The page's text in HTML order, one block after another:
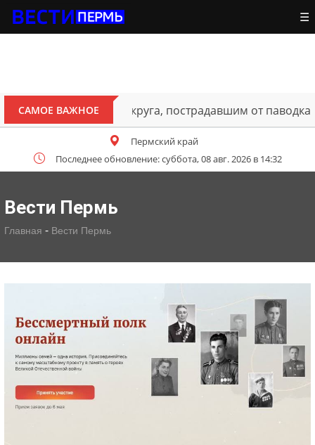
☰
САМОЕ ВАЖНОЕ
Октябрьского округа, пострадавшим от паводка
Пермский край
Последнее обновление: суббота, 08 авг. 2026 в 14:32
Вести Пермь
Главная - Вести Пермь